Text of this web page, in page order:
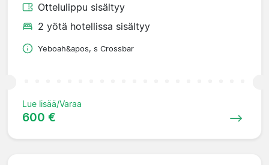
Ottelulippu sisältyy
2 yötä hotellissa sisältyy
Yeboah&apos, s Crossbar
Lue lisää/Varaa
600 €